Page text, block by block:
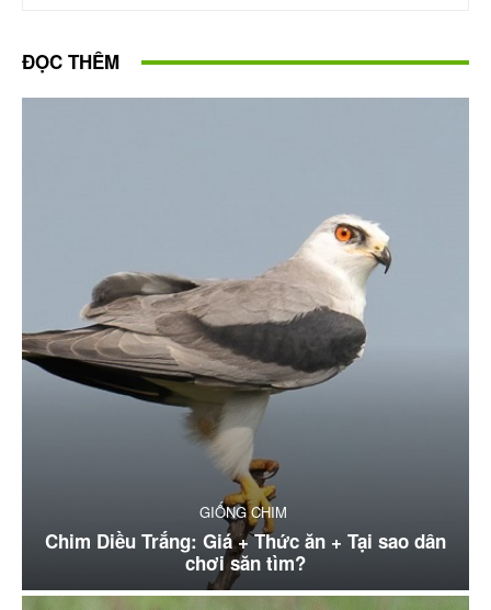
ĐỌC THÊM
GIỐNG CHIM
Chim Diều Trắng: Giá + Thức ăn + Tại sao dân
chơi săn tìm?